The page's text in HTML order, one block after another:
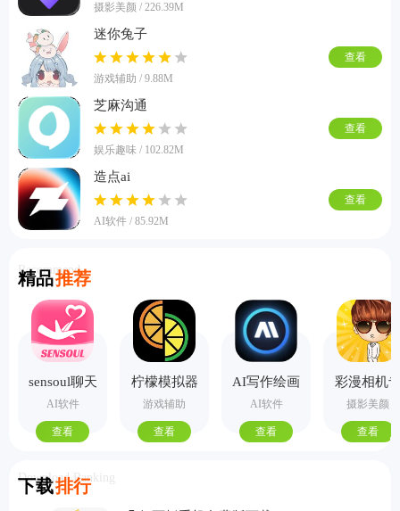
摄影美颜 / 226.39M
迷你兔子
游戏辅助 / 9.88M
查看
芝麻沟通
娱乐趣味 / 102.82M
查看
造点ai
AI软件 / 85.92M
查看
精品推荐
Recommend
sensoul聊天
AI软件
查看
柠檬模拟器
手机版
游戏辅助
查看
AI写作绘画
视频PPT助
手
AI软件
查看
彩漫相机
业版
摄影美颜
查看
下载排行
Download Ranking